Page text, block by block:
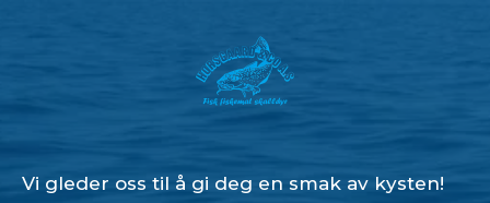
Vi gleder oss til å gi deg en smak av kysten!